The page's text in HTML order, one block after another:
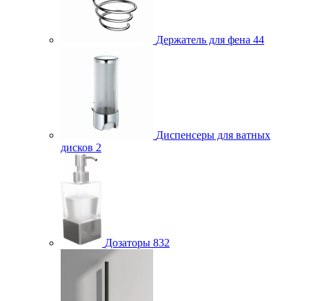
Держатель для фена 44
Диспенсеры для ватных
дисков 2
Дозаторы 832